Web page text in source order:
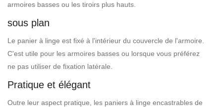
armoires basses ou les tiroirs plus hauts.
sous plan
Le panier à linge est fixé à l'intérieur du couvercle de l'armoire.
C'est utile pour les armoires basses ou lorsque vous préférez
ne pas utiliser de fixation latérale.
Pratique et élégant
Outre leur aspect pratique, les paniers à linge encastrables de